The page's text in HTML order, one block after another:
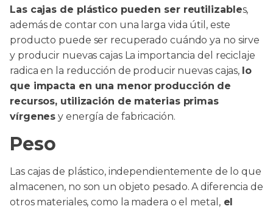
Las cajas de plástico pueden ser reutilizables,
además de contar con una larga vida útil, este
producto puede ser recuperado cuándo ya no sirve
y producir nuevas cajas La importancia del reciclaje
radica en la reducción de producir nuevas cajas, lo
que impacta en una menor producción de
recursos, utilización de materias primas
vírgenes y energía de fabricación.
Peso
Las cajas de plástico, independientemente de lo que
almacenen, no son un objeto pesado. A diferencia de
otros materiales, como la madera o el metal,el